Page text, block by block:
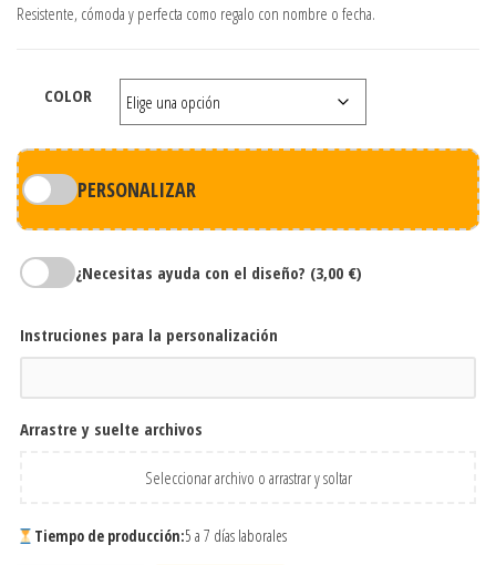
Resistente, cómoda y perfecta como regalo con nombre o fecha.
COLOR
PERSONALIZAR
¿Necesitas ayuda con el diseño? (3,00 €)
Instruciones para la personalización
Arrastre y suelte archivos
Seleccionar archivo o arrastrar y soltar
Tiempo de producción:5 a 7 días laborales